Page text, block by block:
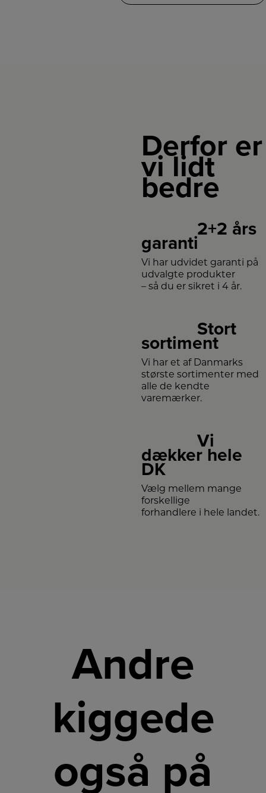
Derfor er
vi lidt
bedre
2+2 års
garanti
Vi har udvidet garanti på
udvalgte produkter
– så du er sikret i 4 år.
Stort
sortiment
Vi har et af Danmarks
største sortimenter med
alle de kendte
varemærker.
Vi
dækker hele
DK
Vælg mellem mange
forskellige
forhandlere i hele landet.
Andre
kiggede
også på